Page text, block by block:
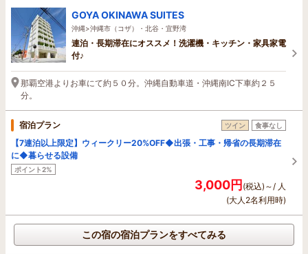
GOYA OKINAWA SUITES
沖縄>沖縄市（コザ）・北谷・宜野湾
連泊・長期滞在にオススメ！洗濯機・キッチン・家具家電
付♪
那覇空港よりお車にて約５０分。沖縄自動車道・沖縄南IC下車約２５
分。
宿泊プラン ツイン 食事なし
【7連泊以上限定】ウィークリー20%OFF◆出張・工事・帰省の長期滞在
に◆暮らせる設備
ポイント2%
3,000円(税込)～/ 人
(大人2名利用時)
この宿の宿泊プランをすべてみる